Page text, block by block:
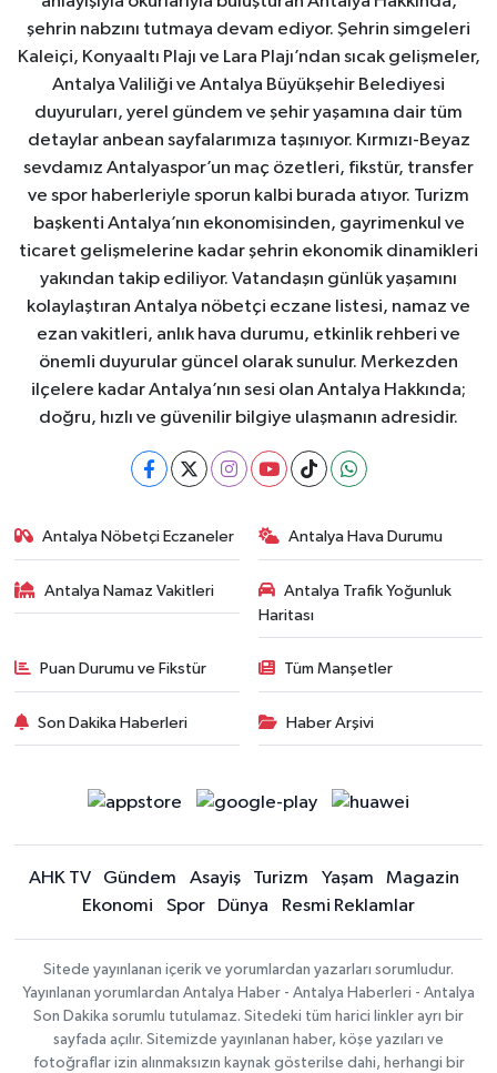
şehrin nabzını tutmaya devam ediyor. Şehrin simgeleri
Kaleiçi, Konyaaltı Plajı ve Lara Plajı’ndan sıcak gelişmeler,
Antalya Valiliği ve Antalya Büyükşehir Belediyesi
duyuruları, yerel gündem ve şehir yaşamına dair tüm
detaylar anbean sayfalarımıza taşınıyor. Kırmızı-Beyaz
sevdamız Antalyaspor’un maç özetleri, fikstür, transfer
ve spor haberleriyle sporun kalbi burada atıyor. Turizm
başkenti Antalya’nın ekonomisinden, gayrimenkul ve
ticaret gelişmelerine kadar şehrin ekonomik dinamikleri
yakından takip ediliyor. Vatandaşın günlük yaşamını
kolaylaştıran Antalya nöbetçi eczane listesi, namaz ve
ezan vakitleri, anlık hava durumu, etkinlik rehberi ve
önemli duyurular güncel olarak sunulur. Merkezden
ilçelere kadar Antalya’nın sesi olan Antalya Hakkında;
doğru, hızlı ve güvenilir bilgiye ulaşmanın adresidir.
Antalya Nöbetçi Eczaneler Antalya Hava Durumu
Antalya Namaz Vakitleri
Antalya Trafik Yoğunluk
Haritası
Puan Durumu ve Fikstür Tüm Manşetler
Son Dakika Haberleri Haber Arşivi
AHK TV Gündem Asayiş Turizm Yaşam
Magazin
Ekonomi
Spor Dünya Resmi Reklamlar
Sitede yayınlanan içerik ve yorumlardan yazarları sorumludur.
Yayınlanan yorumlardan Antalya Haber - Antalya Haberleri - Antalya
Son Dakika sorumlu tutulamaz. Sitedeki tüm harici linkler ayrı bir
sayfada açılır. Sitemizde yayınlanan haber, köşe yazıları ve
fotoğraflar izin alınmaksızın kaynak gösterilse dahi, herhangi bir